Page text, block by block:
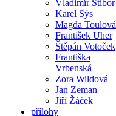
Vladimír Stibor
Karel Sýs
Magda Toulová
František Uher
Štěpán Votoček
Františka
Vrbenská
Zora Wildová
Jan Zeman
Jiří Žáček
přílohy